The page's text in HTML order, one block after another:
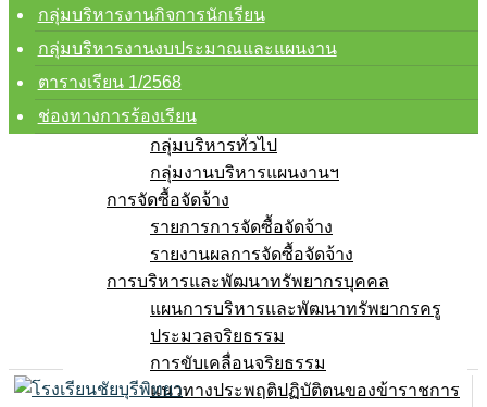
แผนพัฒนาคุณภาพการศึกษา
ความก้าวหน้าในการดำเนินงาน
คู่มือการปฏิบัติงาน
กลุ่มบริหารงานวิชาการ
กลุ่มบริหารงานบุคคล
กลุ่มบริหารทั่วไป
กลุ่มงานบริหารแผนงานฯ
การจัดซื้อจัดจ้าง
รายการการจัดซื้อจัดจ้าง
รายงานผลการจัดซื้อจัดจ้าง
การบริหารและพัฒนาทรัพยากรบุคคล
แผนการบริหารและพัฒนาทรัพยากรครู
ประมวลจริยธรรม
การขับเคลื่อนจริยธรรม
แนวทางประพฤติปฏิบัติตนของข้าราชการ
กลุ่มบริหารงานกิจการนักเรียน
กลุ่มบริหารงานงบประมาณและแผนงาน
ตารางเรียน 1/2568
ช่องทางการร้องเรียน